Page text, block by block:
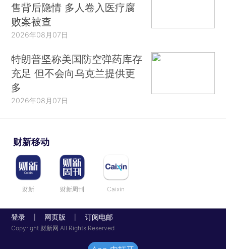
售背后隐情 多人卷入医疗腐
败案被查
2026年08月07日
特朗普坚称美国防空弹药库存
充足 但不会向乌克兰提供更
多
2026年08月07日
财新移动
财新 财新周刊 Caixin
登录 网页版 订阅电邮
Copyright 财新网 All Rights Reserved